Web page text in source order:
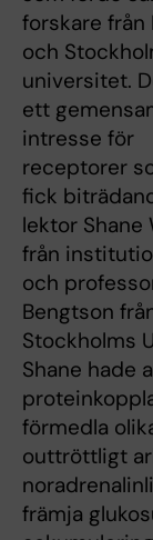
forskare från
och
universitet.
ett
intresse för
receptorer
fick
lektor Shane
från
och
Bengtson
Stockholms
Shane hade
förmedla
outtröttligt
främja